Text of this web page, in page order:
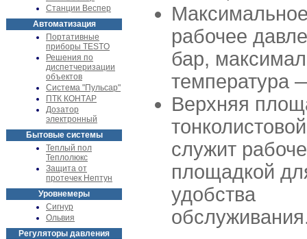
Станции Веспер
Автоматизация
Портативные
приборы TESTO
Решения по
диспетчеризации
объектов
Система "Пульсар"
ПТК КОНТАР
Дозатор
электронный
Бытовые системы
Теплый пол
Теплолюкс
Защита от
протечек Нептун
Уровнемеры
Сигнур
Ольвия
Регуляторы давления
рабочее
бар,
температура
Верхняя
служит
площадкой
удобства